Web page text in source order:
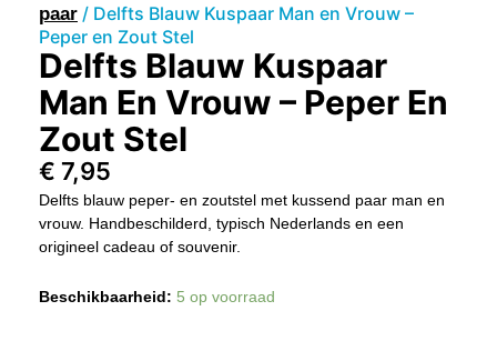
paar / Delfts Blauw Kuspaar Man en Vrouw –
Peper en Zout Stel
Delfts Blauw Kuspaar
Man En Vrouw – Peper En
Zout Stel
€ 7,95
Delfts blauw peper- en zoutstel met kussend paar man en
vrouw. Handbeschilderd, typisch Nederlands en een
origineel cadeau of souvenir.
Beschikbaarheid: 5 op voorraad